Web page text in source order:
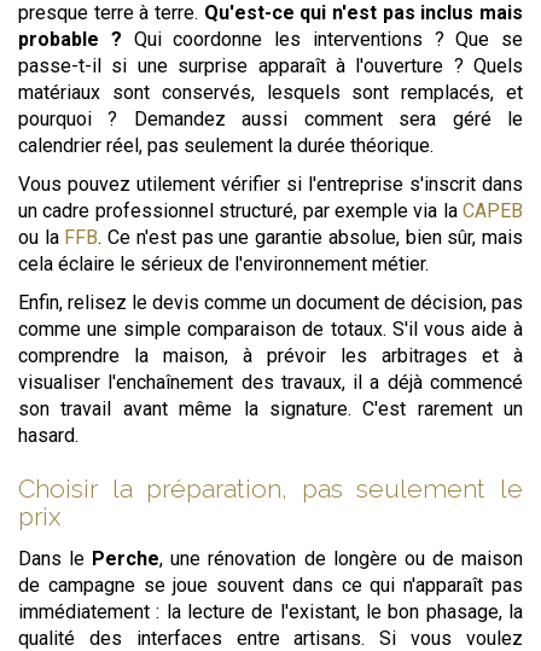
presque terre à terre. Qu'est-ce qui n'est pas inclus mais
probable ? Qui coordonne les interventions ? Que se
passe-t-il si une surprise apparaît à l'ouverture ? Quels
matériaux sont conservés, lesquels sont remplacés, et
pourquoi ? Demandez aussi comment sera géré le
calendrier réel, pas seulement la durée théorique.
Vous pouvez utilement vérifier si l'entreprise s'inscrit dans
un cadre professionnel structuré, par exemple via la CAPEB
ou la FFB. Ce n'est pas une garantie absolue, bien sûr, mais
cela éclaire le sérieux de l'environnement métier.
Enfin, relisez le devis comme un document de décision, pas
comme une simple comparaison de totaux. S'il vous aide à
comprendre la maison, à prévoir les arbitrages et à
visualiser l'enchaînement des travaux, il a déjà commencé
son travail avant même la signature. C'est rarement un
hasard.
Choisir la préparation, pas seulement le
prix
Dans le Perche, une rénovation de longère ou de maison
de campagne se joue souvent dans ce qui n'apparaît pas
immédiatement : la lecture de l'existant, le bon phasage, la
qualité des interfaces entre artisans. Si vous voulez